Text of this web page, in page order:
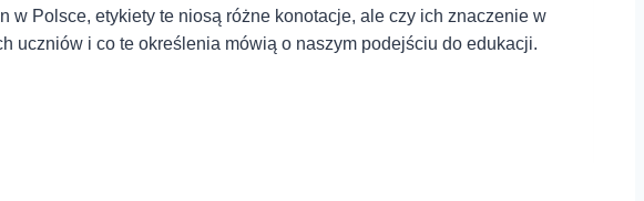
w Polsce, etykiety te niosą różne konotacje, ale czy ich znaczenie w
uczniów i co te określenia mówią o naszym podejściu do edukacji.